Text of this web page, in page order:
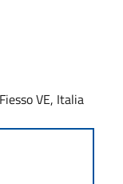
VE, Italia